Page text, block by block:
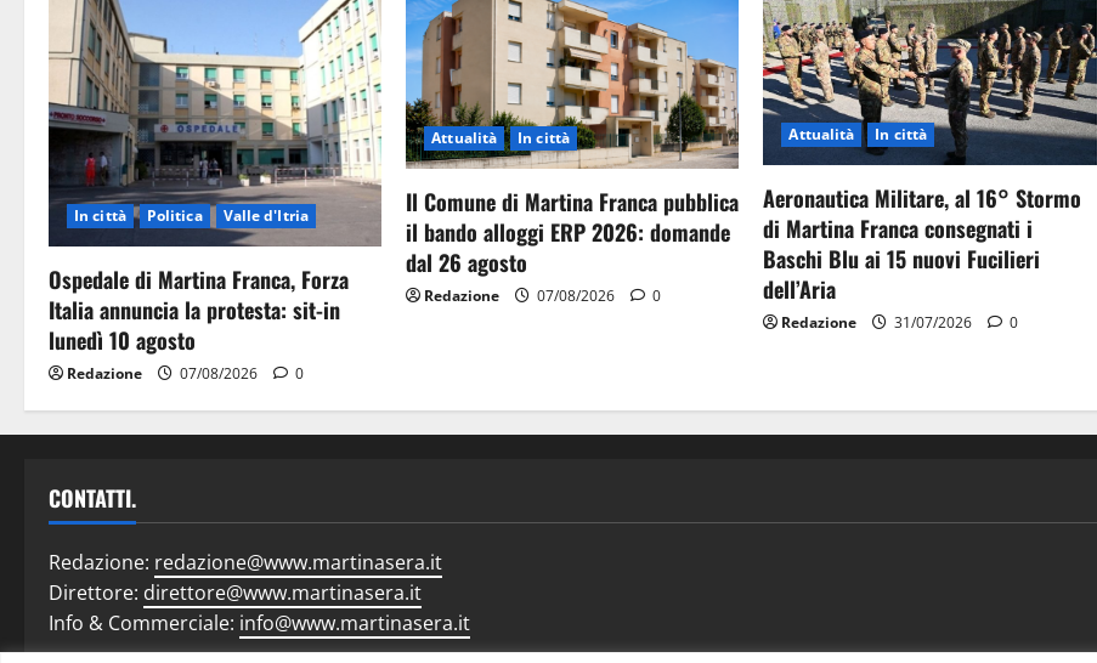
In città Politica Valle d'Itria
Ospedale di Martina Franca, Forza
Italia annuncia la protesta: sit-in
lunedì 10 agosto
Redazione 07/08/2026 0
Attualità In città
Il Comune di Martina Franca pubblica
il bando alloggi ERP 2026: domande
dal 26 agosto
Redazione 07/08/2026 0
Attualità In città
Aeronautica Militare, al 16° Stormo
di Martina Franca consegnati i
Baschi Blu ai 15 nuovi Fucilieri
dell’Aria
Redazione 31/07/2026 0
CONTATTI.
Redazione: redazione@www.martinasera.it
Direttore: direttore@www.martinasera.it
Info & Commerciale: info@www.martinasera.it